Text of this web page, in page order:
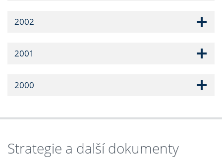
2002
2001
2000
Strategie a další dokumenty